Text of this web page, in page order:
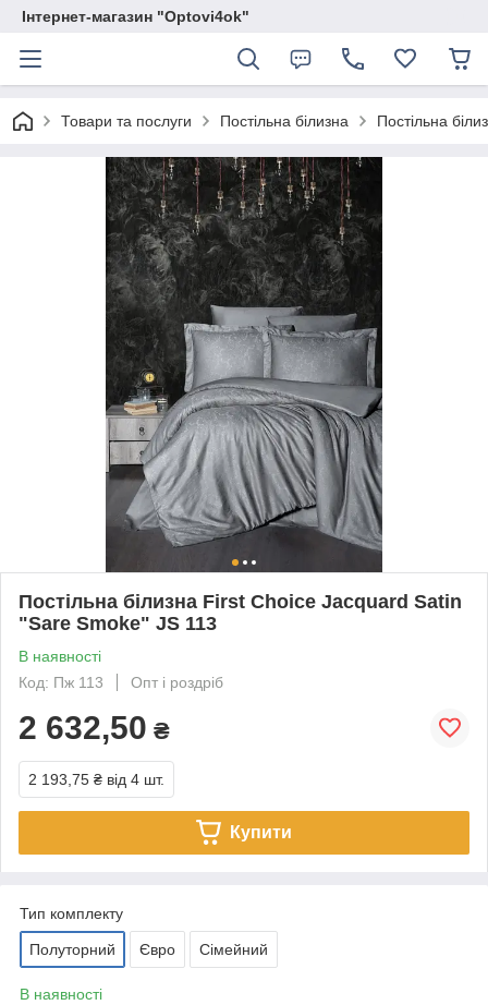
Інтернет-магазин "Optovi4ok"
Товари та послуги Постільна білизна Постільна
Постільна білизна First Choice Jacquard Satin
"Sare Smoke" JS 113
В наявності
Код: Пж 113
Опт і роздріб
2 632,50 ₴
2 193,75 ₴ від 4 шт.
Купити
Тип комплекту
Полуторний Євро Сімейний
В наявності